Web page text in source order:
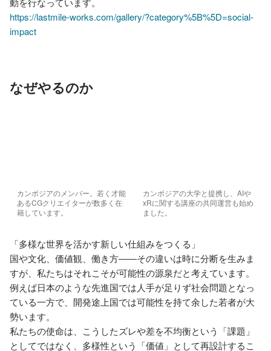
https://lastmile-works.com/gallery/?category%5B%5D=social-
impact
なぜやるのか
カンボジアのメンバー。若く才能
あるCGクリエイターが数多く在
籍しています。
カンボジアの大学と提携し、AIや
xRに関する講座の共同運営も始め
ました。
「多様な世界を活かす新しい仕組みをつくる」
国や文化、価値観、働き方――その違いは時に分断を生みま
すが、私たちはそれこそが可能性の源泉だと考えています。
例えば日本のような先進国では人手が足りず社会問題となっ
ている一方で、開発途上国では可能性を持て余した若者が大
勢います。
私たちの使命は、こうしたズレや差を不均衡という「課題」
としてではなく、多様性という「価値」として再設計するこ